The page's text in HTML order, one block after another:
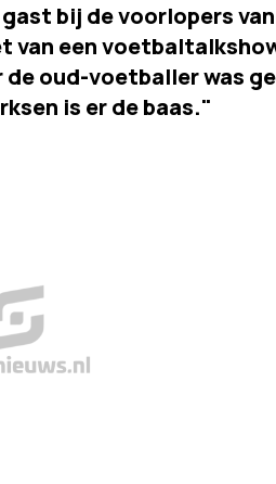
bij de voorlopers
van een
oud-voetballer was
is er de baas."